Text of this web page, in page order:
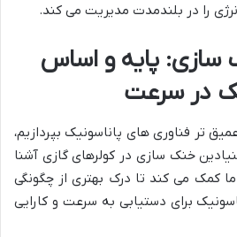
را در بلندمدت مدیریت می کند.
سازی: پایه و اساس
در سرعت
تر فناوری های پاناسونیک بپردازیم،
خنک سازی در کولرهای گازی آشنا
کمک می کند تا درک بهتری از چگونگی
برای دستیابی به سرعت و کارایی